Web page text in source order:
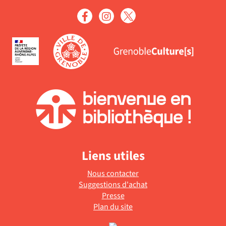
Liens utiles
Nous contacter
Suggestions d'achat
Presse
Plan du site